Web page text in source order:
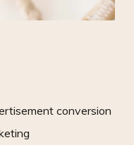
conversion